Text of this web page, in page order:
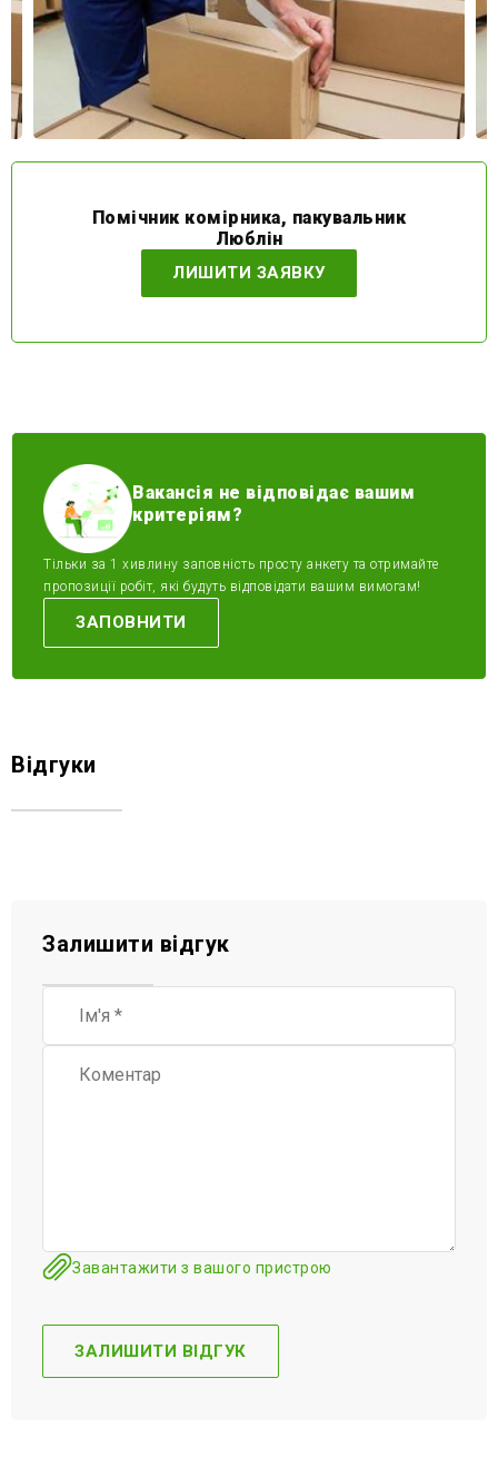
Помічник комірника, пакувальник
Люблін
ЛИШИТИ ЗАЯВКУ
Вакансія не відповідає вашим
критеріям?
Тільки за 1 хивлину заповність просту анкету та отримайте
пропозиції робіт, які будуть відповідати вашим вимогам!
ЗАПОВНИТИ
Відгуки
Залишити відгук
Завантажити з вашого пристрою